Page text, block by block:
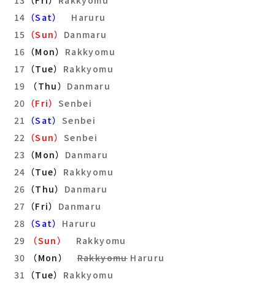
14 （Sat） Haruru
15 （Sun） Danmaru
16 （Mon） Rakkyomu
17 （Tue） Rakkyomu
19 （Thu） Danmaru
20 （Fri） Senbei
21 （Sat） Senbei
22 （Sun） Senbei
23 （Mon） Danmaru
24 （Tue） Rakkyomu
26 （Thu） Danmaru
27 （Fri） Danmaru
28 （Sat） Haruru
29 （Sun） Rakkyomu
30 （Mon）RakkyomuHaruru
31 （Tue） Rakkyomu